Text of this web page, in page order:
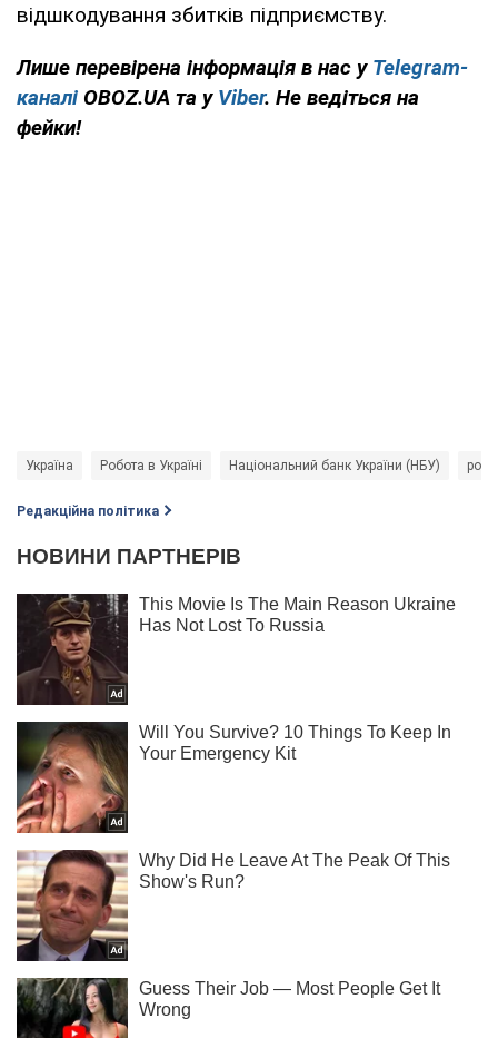
відшкодування збитків підприємству.
Лише перевірена інформація в нас у Telegram-
каналі OBOZ.UA та у Viber. Не ведіться на
фейки!
Україна Робота в Україні Національний банк України (НБУ)
Редакційна політика